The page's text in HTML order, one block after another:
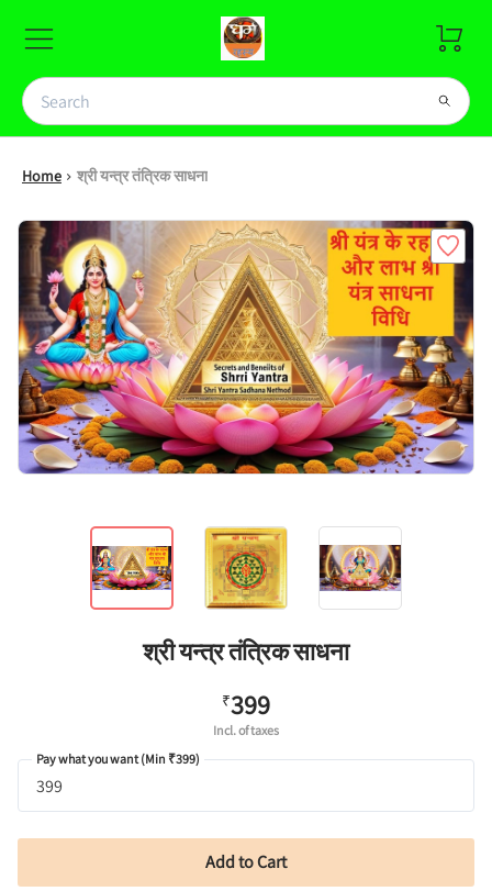
Home श्री यन्त्र तंत्रिक साधना
श्री यन्त्र तंत्रिक साधना
₹399
Incl. of taxes
Pay what you want (Min ₹399)
Add to Cart